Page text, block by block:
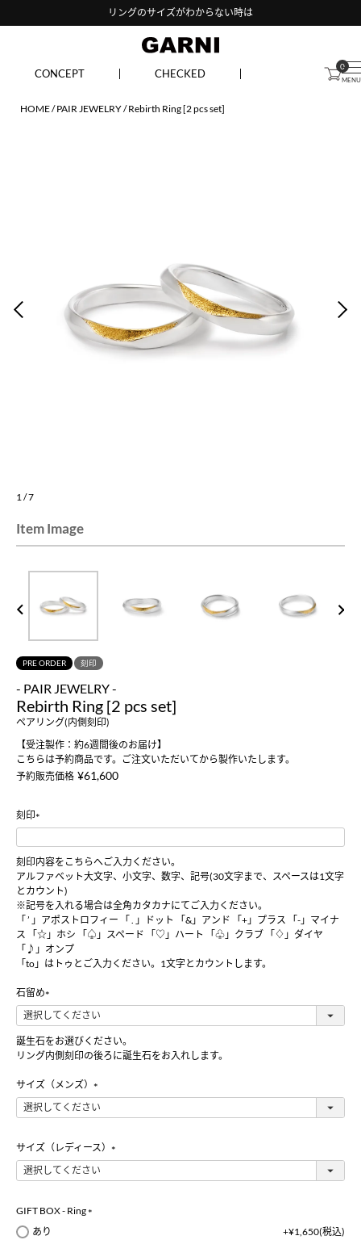
リングのサイズがわからない時は
CONCEPT CHECKED
0
HOME PAIR JEWELRY Rebirth Ring [2 pcs set]
PREV
1/7
Item Image
NEXT
PRE ORDER 刻印
- PAIR JEWELRY -
Rebirth Ring [2 pcs set]
ペアリング(内側刻印)
【受注製作：約6週間後のお届け】
こちらは予約商品です。ご注文いただいてから製作いたします。
予約販売価格 ¥61,600
刻印
必
須
)
刻印内容をこちらへご入力ください。
アルファベット大文字、小文字、数字、記号(30文字まで、スペースは1文字
とカウント)
※記号を入れる場合は全角カタカナにてご入力ください。
「 ’ 」アポストロフィー 「 . 」ドット 「&」アンド 「+」プラス 「-」マイナ
ス 「☆」ホシ 「♤」スペード 「♡」ハート 「♧」クラブ 「♢」ダイヤ
「♪」オンプ
「to」はトゥとご入力ください。1文字とカウントします。
石留め
(
必
須
)
誕生石をお選びください。
リング内側刻印の後ろに誕生石をお入れします。
サイズ（メンズ）
必
)
サイズ（レディース）
必
GIFT BOX - Ring
あり +¥1,650 税込